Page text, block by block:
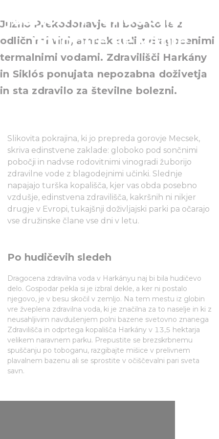
južnem Prekodonavju:
potopite se vanje
Južno Prekodonavje ni bogato le z
odličnimi vini, ampak tudi z dragocenimi
termalnimi vodami. Zdravilišči Harkány
in Siklós ponujata nepozabna doživetja
in sta zdravilo za številne bolezni.
Slikovita pokrajina, ki jo prepreda gorovje Mecsek,
skriva edinstvene zaklade: globoko pod sončnimi
pobočji in nadvse rodovitnimi vinogradi žuborijo
zdravilne vode z blagodejnimi učinki. Slednje
napajajo turška kopališča, kjer vas obda posebno
vzdušje, edinstvena zdravilišča, kakršnih ni nikjer
drugje v Evropi, tukajšnji doživljajski parki pa očarajo
vse družinske člane vse dni v letu.
Po hudičevih sledeh
Dragocena zdravilna voda v Harkányu naj bi bila hudičevo
delo. Gospodar pekla si je izbral dekle, a ker ni postalo
njegovo, je v besu skočil v zemljo. Na tem mestu iz globin
vre žveplena zdravilna voda, ki je značilna za to naselje in ki z
neusahljivim navdušenjem polni bazene svetovno znanega
Zdravilišča in odprtega kopališča Harkány v 13,5 hektarja
velikem naravnem parku. Prepustite se brezskrbnemu
spuščanju po toboganu, razgibajte mišice v prelivnem
plavalnem bazenu ali se sprostite v očiščevalni pari sveta
savn.